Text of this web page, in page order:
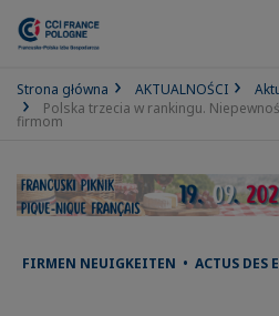
Strona główna AKTUALNOŚCI
Polska trzecia w rankingu.
firmom
FIRMEN NEUIGKEITEN • ACTUS DES